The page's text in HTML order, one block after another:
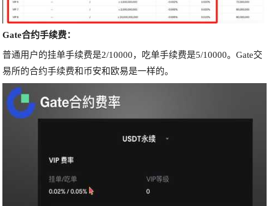
Gate合约手续费：
普通用户的挂单手续费是2/10000，吃单手续费是5/10000。Gate交
易所的合约手续费和币安和欧易是一样的。